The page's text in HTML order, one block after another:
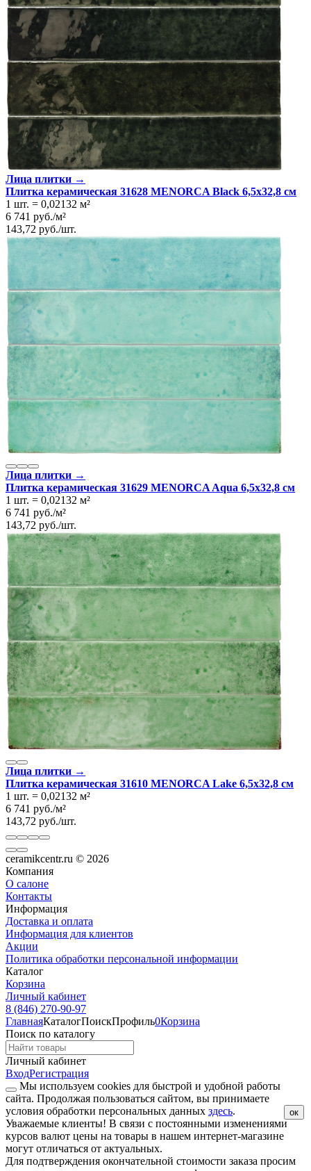
Лица плитки →
Плитка керамическая 31628 MENORCA Black 6,5х32,8 см
1 шт. = 0,02132 м²
6 741 руб./м²
143,72 руб./шт.
Лица плитки →
Плитка керамическая 31629 MENORCA Aqua 6,5х32,8 см
1 шт. = 0,02132 м²
6 741 руб./м²
143,72 руб./шт.
Лица плитки →
Плитка керамическая 31610 MENORCA Lake 6,5х32,8 см
1 шт. = 0,02132 м²
6 741 руб./м²
143,72 руб./шт.
ceramikcentr.ru © 2026
Компания
О салоне
Контакты
Информация
Доставка и оплата
Информация для клиентов
Акции
Политика обработки персональной информации
Каталог
Корзина
Личный кабинет
8 (846) 270-90-97
ГлавнаяКаталогПоискПрофиль0Корзина
Поиск по каталогу
Личный кабинет
ВходРегистрация
Мы используем cookies для быстрой и удобной работы
сайта. Продолжая пользоваться сайтом, вы принимаете
условия обработки персональных данных здесь. ок
Уважаемые клиенты! В связи с постоянными изменениями
курсов валют цены на товары в нашем интернет-магазине
могут отличаться от актуальных.
Для подтверждения окончательной стоимости заказа просим